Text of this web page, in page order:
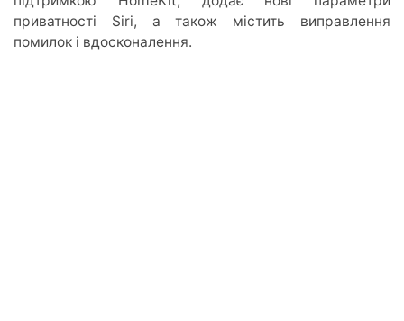
приватності Siri, а також містить виправлення
помилок і вдосконалення.